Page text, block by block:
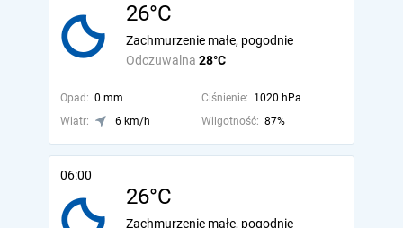
26°C
Odczuwalna 28°C
Zachmurzenie małe, pogodnie
Opad: 0 mm Ciśnienie: 1020 hPa
Wiatr:
6 km/h Wilgotność: 87%
06:00
26°C
Zachmurzenie małe, pogodnie